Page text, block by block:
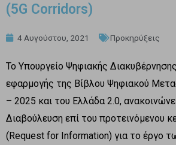
(5G Corridors)
4 Αυγούστου, 2021 Προκηρύξεις
Το Υπουργείο Ψηφιακής
εφαρμογής της Βίβλου Ψηφιακού
– 2025 και του Ελλάδα 2.0,
Διαβούλευση επί του προτεινόμενου
(Request for Information) για το έργο